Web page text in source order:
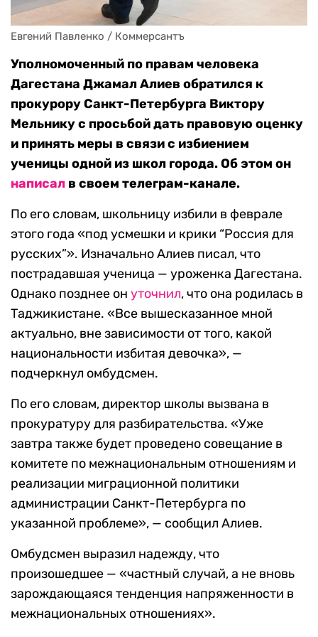
Евгений Павленко / Коммерсантъ
Уполномоченный по правам человека
Дагестана Джамал Алиев обратился к
прокурору Санкт-Петербурга Виктору
Мельнику с просьбой дать правовую оценку
и принять меры в связи с избиением
ученицы одной из школ города. Об этом он
написал в своем телеграм-канале.
По его словам, школьницу избили в феврале
этого года «под усмешки и крики “Россия для
русских”». Изначально Алиев писал, что
пострадавшая ученица — уроженка Дагестана.
Однако позднее он уточнил, что она родилась в
Таджикистане. «Все вышесказанное мной
актуально, вне зависимости от того, какой
национальности избитая девочка», —
подчеркнул омбудсмен.
По его словам, директор школы вызвана в
прокуратуру для разбирательства. «Уже
завтра также будет проведено совещание в
комитете по межнациональным отношениям и
реализации миграционной политики
администрации Санкт-Петербурга по
указанной проблеме», — сообщил Алиев.
Омбудсмен выразил надежду, что
произошедшее — «частный случай, а не вновь
зарождающаяся тенденция напряженности в
межнациональных отношениях».